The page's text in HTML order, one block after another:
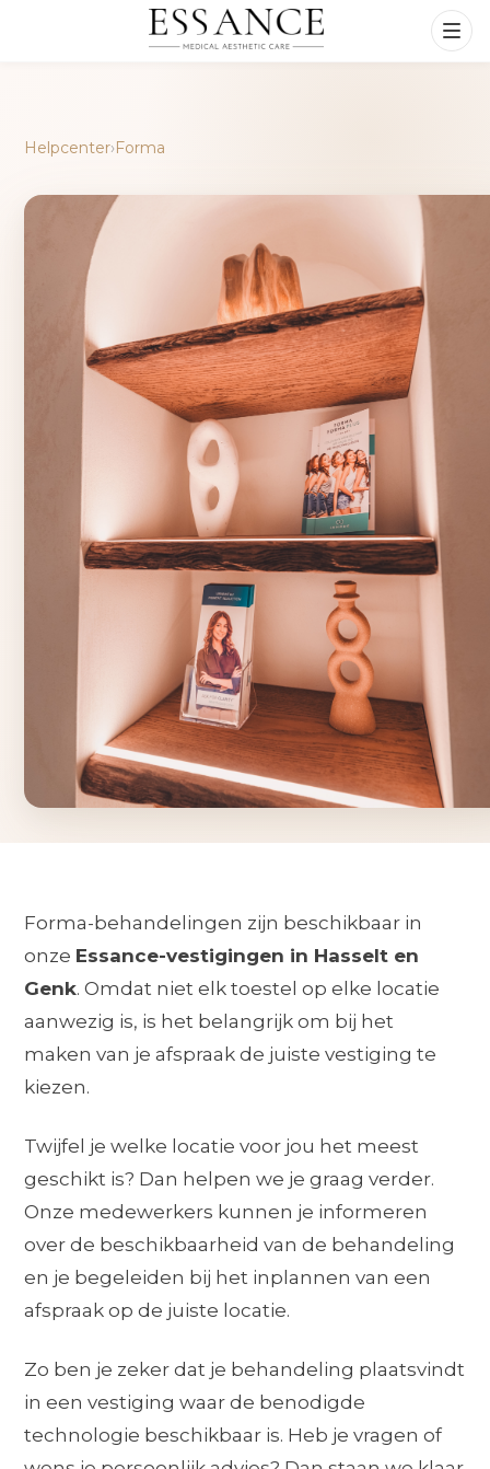
Helpcenter›Forma
Forma-behandelingen zijn beschikbaar in
onze Essance-vestigingen in Hasselt en
Genk. Omdat niet elk toestel op elke locatie
aanwezig is, is het belangrijk om bij het
maken van je afspraak de juiste vestiging te
kiezen.
Twijfel je welke locatie voor jou het meest
geschikt is? Dan helpen we je graag verder.
Onze medewerkers kunnen je informeren
over de beschikbaarheid van de behandeling
en je begeleiden bij het inplannen van een
afspraak op de juiste locatie.
Zo ben je zeker dat je behandeling plaatsvindt
in een vestiging waar de benodigde
technologie beschikbaar is. Heb je vragen of